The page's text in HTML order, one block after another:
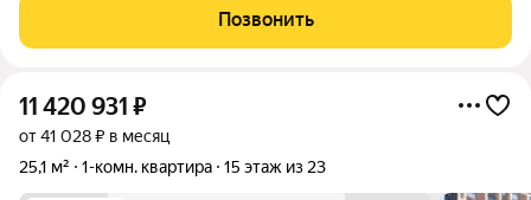
которых открывается вдохновляющий вид на лесопарк и
мегаполис. Комплекс состоит
Позвонить
11 420 931 ₽
от 41 028 ₽ в месяц
25,1 м²
1-комн. квартира 15 этаж из 23